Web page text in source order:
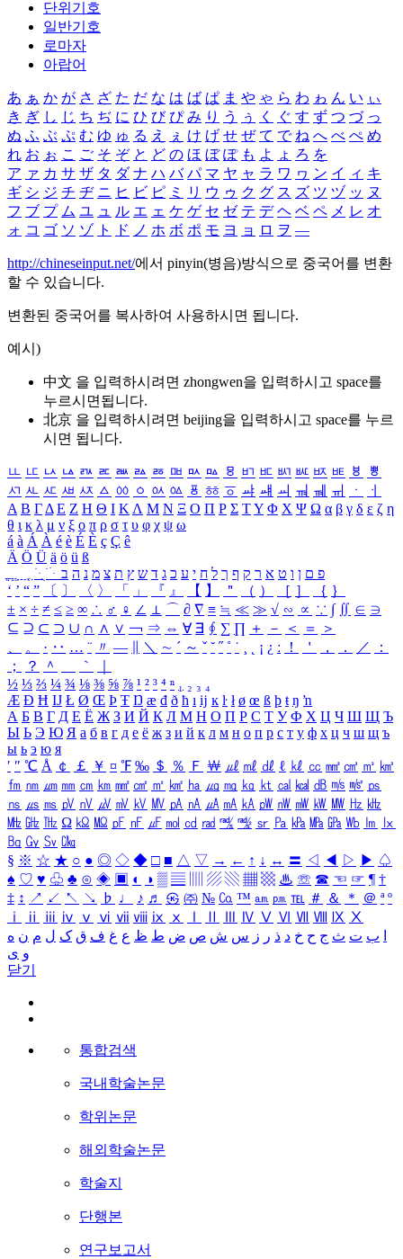
단위기호
일반기호
로마자
아랍어
あ ぁ か が さ ざ た だ な は ば ぱ ま や ゃ ら わ ゎ ん い ぃ
き ぎ し じ ち ぢ に ひ び ぴ み り う ぅ く ぐ す ず つ づ っ
ぬ ふ ぶ ぷ む ゆ ゅ る え ぇ け げ せ ぜ て で ね へ べ ぺ め
れ お ぉ こ ご そ ぞ と ど の ほ ぼ ぽ も よ ょ ろ を
ア ァ カ サ ザ タ ダ ナ ハ バ パ マ ヤ ャ ラ ワ ヮ ン イ ィ キ
ギ シ ジ チ ヂ ニ ヒ ビ ピ ミ リ ウ ゥ ク グ ス ズ ツ ヅ ッ ヌ
フ ブ プ ム ユ ュ ル エ ェ ケ ゲ セ ゼ テ デ ヘ ベ ペ メ レ オ
ォ コ ゴ ソ ゾ ト ド ノ ホ ボ ポ モ ヨ ョ ロ ヲ ―
http://chineseinput.net/에서 pinyin(병음)방식으로 중국어를 변환
할 수 있습니다.
변환된 중국어를 복사하여 사용하시면 됩니다.
예시)
中文 을 입력하시려면 zhongwen을 입력하시고 space를
누르시면됩니다.
北京 을 입력하시려면 beijing을 입력하시고 space를 누르
시면 됩니다.
ㅥ ㅦ ㅧ ㅨ ㅩ ㅪ ㅫ ㅬ ㅭ ㅮ ㅯ ㅰ ㅱ ㅲ ㅳ ㅴ ㅵ ㅶ ㅷ ㅸ
ㅹ
ㅺ ㅻ ㅼ ㅽ ㅾ ㅿ ㆀ ㆁ ㆂ ㆃ ㆄ ㆅ ㆆ ㆇ ㆈ ㆉ ㆊ ㆋ ㆌ ㆍ
ㆎ
Α Β ΓΔ Ε Ζ Η Θ Ι ΚΛ Μ Ν Ξ Ο Π Ρ Σ ΤΥ Φ Χ Ψ Ω α β γ δ ε ζ η
θ ι κ λ μ ν ξ ο π ρ σ τ υ φ χ ψ ω
á à Á À é è É È ç Ç ê
Ä Ö Ü ä ö ü ß
ִֶֹ ֻּ ׁׂ פ ם ן ו ט א ר ק ף ך ל ח י ע כ ג ד ש ץ ת צ מ נ ה ב
‘ ’ “ ” 〔 〕 〈 〉 「 」 『 』 【 】 ＂ （ ） ［ ］ ｛ ｝
± × ÷ ≠ ≤ ≥ ∞ ∴ ♂ ♀ ∠ ⊥ ⌒ ∂ ∇ ≡ ≒ ≪ ≫ √ ∽ ∝ ∵ ∫ ∬ ∈ ∋
⊆ ⊇ ⊂ ⊃ ∪ ∩ ∧ ∨ ￢ ⇒ ⇔ ∀ ∃ ∮ ∑ ∏ ＋ － ＜ ＝
＞
、
。 · ‥ … ¨ 〃 ― ＼ ∼ ´ ～ ˇ ˘ ˝ ˚ ˙ ¸ ¡ ¿ ː ！ ＇ ， ． ／
：
；
？ ＾ ｀
½ ⅓ ⅔ ¼ ¾ ⅛ ⅜ ⅝ ⅞ ¹ ² ³ ⁴ ⁿ ₁ ₂ ₃ ₄
Æ Ð Ħ Ĳ Ł Ø Œ Þ Ŧ Ŋ æ đ ð ħ ı ĳ ĸ ŀ ł ø œ ß þ ŧ ŋ ŉ
А Б В Г Д Е Ё Ж З И Й К Л М Н О П Р С Т У Ф Х Ц Ч Ш Щ Ъ
Ы Ь Э Ю Я а б в г д е ё ж з и й к л м н о п р с т у ф х ц ч ш щ ъ
ы ь э ю я
′ ″ ℃ Å ￠ ￡ ￥ ¤ ℉ ‰ ＄ ％ Ｆ ￦ ㎕ ㎖ ㎗ ℓ ㎘ ㏄ ㎣ ㎤ ㎥ ㎦
㎙ ㎚ ㎛ ㎜ ㎝ ㎞ ㎟ ㎠ ㎡ ㎢ ㏊ ㎍ ㎎ ㎏ ㏏ ㎈ ㎉ ㏈ ㎧ ㎨ ㎰
㎱ ㎲ ㎳ ㎴ ㎵ ㎶ ㎷ ㎸ ㎹ ㎀ ㎁ ㎂ ㎃ ㎄ ㎺ ㎻ ㎽ ㎾ ㎿ ㎐ ㎑
㎒ ㎓ ㎔ Ω ㏀ ㏁ ㎊ ㎋ ㎌ ㏖ ㏅ ㎭ ㎮ ㎯ ㏛ ㎩ ㎪ ㎫ ㎬ ㏝ ㏐
㏓
㏃ ㏉ ㏜ ㏆
§ ※ ☆ ★ ○ ● ◎ ◇ ◆ □ ■ △ ▽ → ← ↑ ↓ ↔ 〓 ◁ ◀ ▷ ▶ ♤
♠ ♡ ♥ ♧ ♣ ⊙ ◈ ▣ ◐ ◑ ▒ ▤ ▨ ▧ ▦ ▩ ♨ ☏ ☎ ☜ ☞ ¶ †
‡ ↕ ↗ ↙ ↖ ↘ ♭ ♩ ♪ ♬ ㉿ ㈜ № ㏇ ™ ㏂ ㏘ ℡ ＃ ＆ ＊ ＠ ª º
ⅰ
ⅱ ⅲ ⅳ ⅴ ⅵ ⅶ ⅷ ⅸ ⅹ Ⅳ Ⅴ Ⅵ Ⅶ Ⅷ Ⅸ Ⅹ
ب ت ث ج ح خ د ذ ر ز س ش ص ض ط ظ ع غ ف ق ک ل م ن ه
و ی
닫기
통합검색
국내학술논문
학위논문
해외학술논문
학술지
단행본
연구보고서